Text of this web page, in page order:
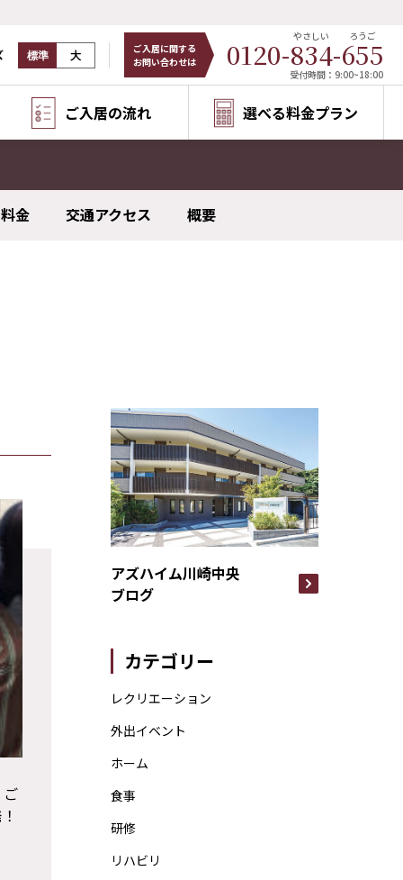
標準 大
ご入居に関する
お問い合わせは
0120-834
やさしい
-655
ろうご
受付時間：9:00~18:00
ご入居の流れ 選べる料金プラン
料金 交通アクセス 概要
アズハイム川崎中央
ブログ
カテゴリー
レクリエーション
外出イベント
ホーム
食事
研修
リハビリ